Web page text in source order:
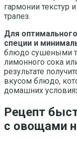
гармонии текстур
трапез.
Для
специи и
блюдо сушеными
лимонного сока
результате
вкусом блюдо,
домашних
Рецепт
с овощами